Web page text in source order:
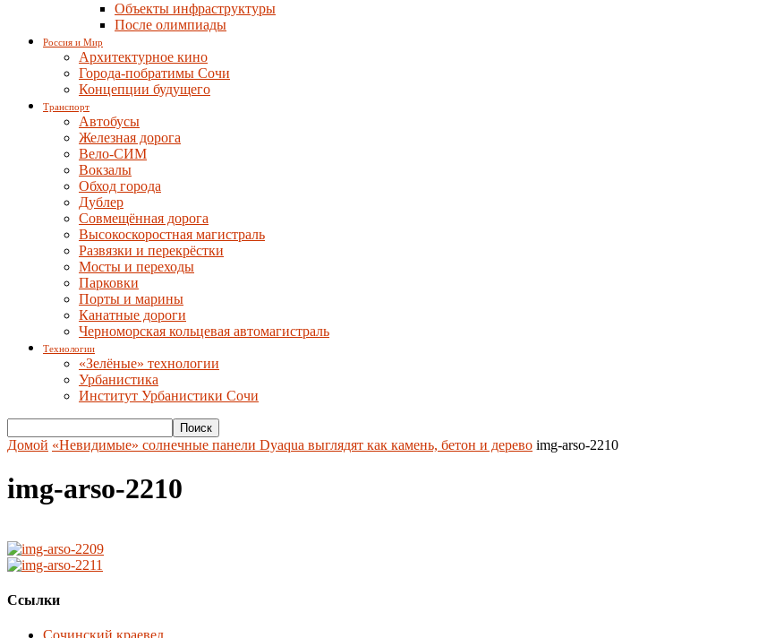
Объекты инфраструктуры
После олимпиады
Россия и Мир
Архитектурное кино
Города-побратимы Сочи
Концепции будущего
Транспорт
Автобусы
Железная дорога
Вело-СИМ
Вокзалы
Обход города
Дублер
Совмещённая дорога
Высокоскоростная магистраль
Развязки и перекрёстки
Мосты и переходы
Парковки
Порты и марины
Канатные дороги
Черноморская кольцевая автомагистраль
Технологии
«Зелёные» технологии
Урбанистика
Институт Урбанистики Сочи
Домой «Невидимые» солнечные панели Dyaqua выглядят как камень, бетон и дерево img-arso-2210
img-arso-2210
Ссылки